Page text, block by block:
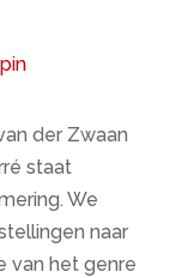
der Zwaan
staat
We
naar
van het genre